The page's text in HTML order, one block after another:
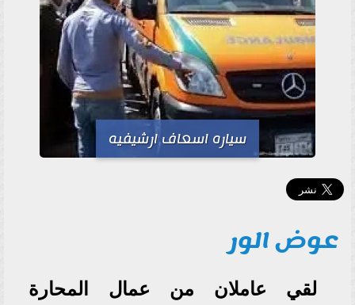
سياره اسعاف ارشيفيه
عوض الور
لقي عاملان من عمال المحارة